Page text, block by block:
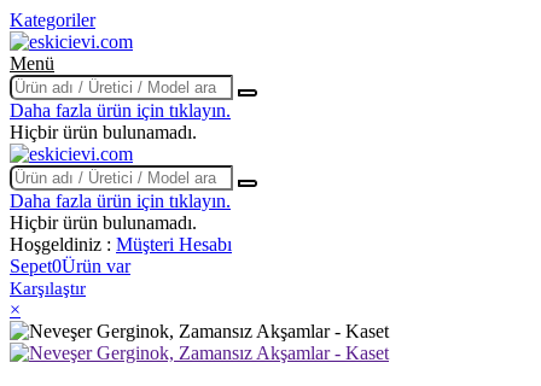
Kategoriler
Menü
Daha fazla ürün için tıklayın.
Hiçbir ürün bulunamadı.
Daha fazla ürün için tıklayın.
Hiçbir ürün bulunamadı.
Hoşgeldiniz : Müşteri Hesabı
Sepet0Ürün var
Karşılaştır
×